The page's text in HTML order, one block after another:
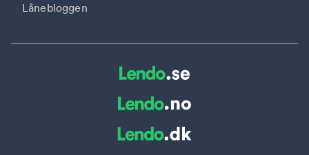
Lånebloggen